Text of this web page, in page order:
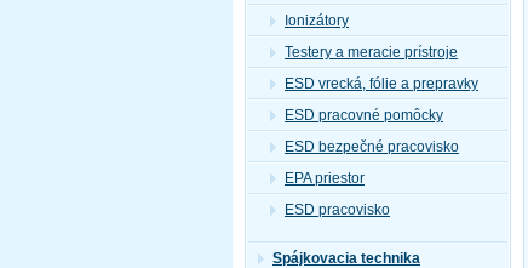
Ionizátory
Testery a meracie prístroje
ESD vrecká, fólie a prepravky
ESD pracovné pomôcky
ESD bezpečné pracovisko
EPA priestor
ESD pracovisko
Spájkovacia technika